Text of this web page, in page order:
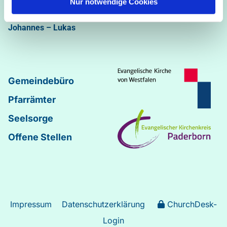
Abdinghof–Martin-Luther–Markus–Matthäus–
Johannes – Lukas
Gemeindebüro
Pfarrämter
Seelsorge
Offene Stellen
Impressum Datenschutzerklärung
ChurchDesk-
Login